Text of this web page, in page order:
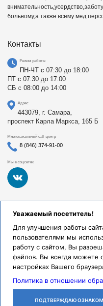
больному,а также всему
Контакты
Режим работы
ПН-ЧТ с 07:30 до 18:00
ПТ с 07:30 до 17:00
СБ с 08:00 до 14:00
Адрес
443079, г. Самара,
проспект Карла Маркса, 165 Б
Многоканальный call-центр
8 (846) 374-91-00
Мы в соцсетях
Федеральное
учреждение высшего
здравоохранения
были основаны в 1930
Реквизиты и правовая
Политика обработки
© Клиники СамГМУ,
Уважаемый посетитель!
Для улучшения работы
пользователями мы
работу с сайтом, Вы
файлов. Вы всегда можете
настройках Вашего
Политика в отношении
ПОДТВЕРЖДАЮ